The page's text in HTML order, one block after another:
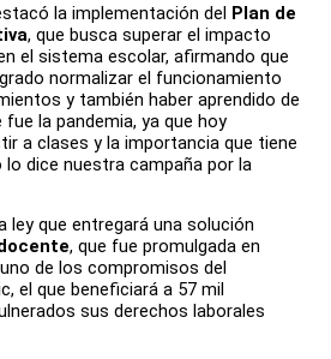
la implementación del Plan de
, que busca superar el impacto
el sistema escolar, afirmando que
normalizar el funcionamiento
y también haber aprendido de
fue la pandemia, ya que hoy
a clases y la importancia que tiene
dice nuestra campaña por la
ley que entregará una solución
, que fue promulgada en
de los compromisos del
el que beneficiará a 57 mil
sus derechos laborales